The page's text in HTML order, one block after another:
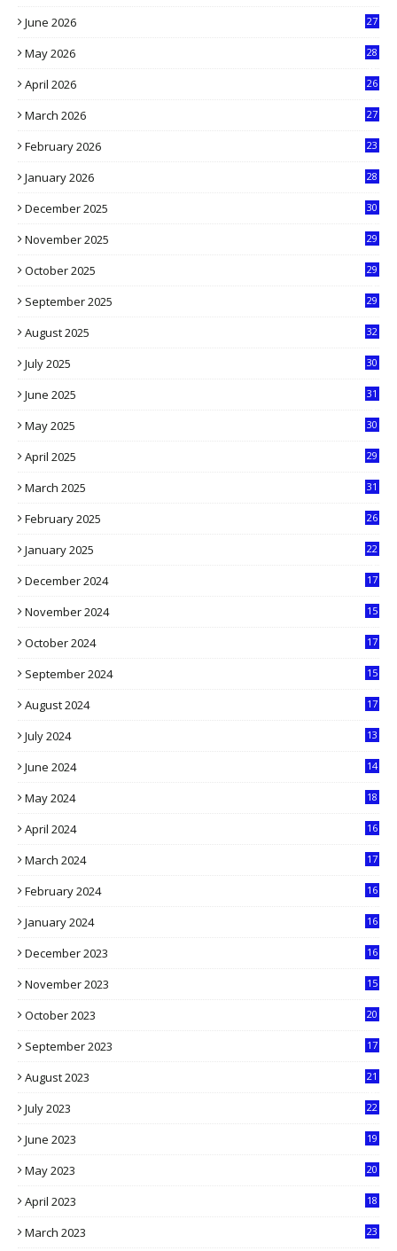
June 2026
27
May 2026
28
April 2026
26
March 2026
27
February 2026
23
January 2026
28
December 2025
30
November 2025
29
October 2025
29
September 2025
29
August 2025
32
July 2025
30
June 2025
31
May 2025
30
April 2025
29
March 2025
31
February 2025
26
January 2025
22
December 2024
17
November 2024
15
October 2024
17
September 2024
15
August 2024
17
July 2024
13
June 2024
14
May 2024
18
April 2024
16
March 2024
17
February 2024
16
January 2024
16
December 2023
16
November 2023
15
October 2023
20
September 2023
17
August 2023
21
July 2023
22
June 2023
19
May 2023
20
April 2023
18
March 2023
23